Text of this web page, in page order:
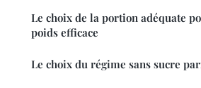
Le choix de la portion adéquate
poids efficace
Le choix du régime sans sucre